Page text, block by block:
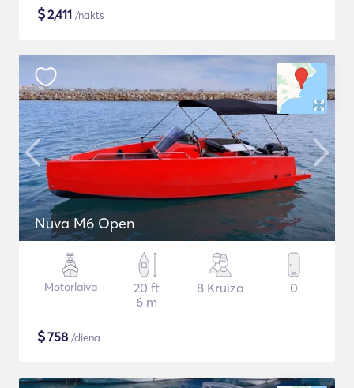
$2,411 /nakts
Nuva M6 Open
Motorlaiva
20 ft
6 m
8 Kruīza 0
$758 /diena